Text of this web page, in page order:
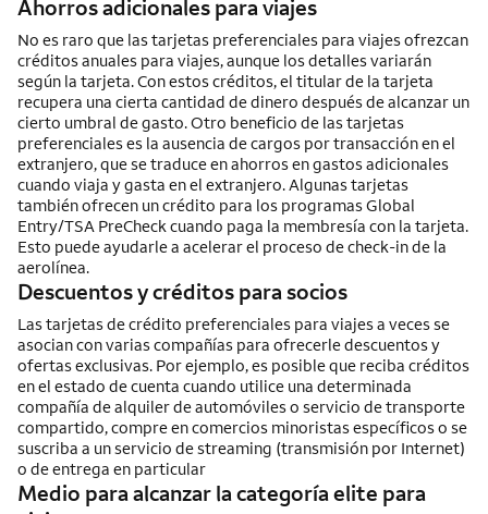
Ahorros adicionales para viajes
No es raro que las tarjetas preferenciales para viajes ofrezcan
créditos anuales para viajes, aunque los detalles variarán
según la tarjeta. Con estos créditos, el titular de la tarjeta
recupera una cierta cantidad de dinero después de alcanzar un
cierto umbral de gasto. Otro beneficio de las tarjetas
preferenciales es la ausencia de cargos por transacción en el
extranjero, que se traduce en ahorros en gastos adicionales
cuando viaja y gasta en el extranjero. Algunas tarjetas
también ofrecen un crédito para los programas Global
Entry/TSA PreCheck cuando paga la membresía con la tarjeta.
Esto puede ayudarle a acelerar el proceso de check-in de la
aerolínea.
Descuentos y créditos para socios
Las tarjetas de crédito preferenciales para viajes a veces se
asocian con varias compañías para ofrecerle descuentos y
ofertas exclusivas. Por ejemplo, es posible que reciba créditos
en el estado de cuenta cuando utilice una determinada
compañía de alquiler de automóviles o servicio de transporte
compartido, compre en comercios minoristas específicos o se
suscriba a un servicio de streaming (transmisión por Internet)
o de entrega en particular
Medio para alcanzar la categoría elite para